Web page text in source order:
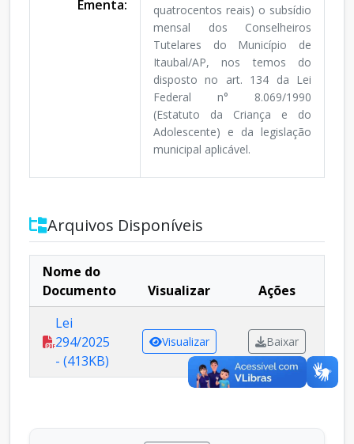
Ementa:
quatrocentos reais) o subsídio
mensal dos Conselheiros
Tutelares do Município de
Itaubal/AP, nos temos do
disposto no art. 134 da Lei
Federal n° 8.069/1990
(Estatuto da Criança e do
Adolescente) e da legislação
municipal aplicável.
Arquivos Disponíveis
Nome do
Documento
Visualizar
Ações
Lei
294/2025
- (413KB)
Visualizar Baixar